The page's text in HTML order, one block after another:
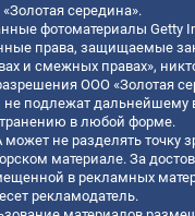
середина».
фотоматериалы Getty
права, защищаемые
и смежных правах»,
ООО «Золотая
не подлежат дальнейшему
в любой форме.
может не разделять точку
материале. За
в рекламных
рекламодатель.